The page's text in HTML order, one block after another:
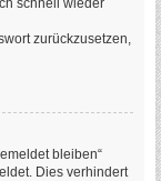
schnell wieder
zurückzusetzen,
bleiben“
Dies verhindert